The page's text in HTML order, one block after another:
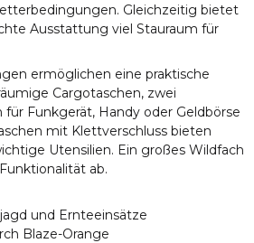
Gleichzeitig bietet
Ausstattung viel Stauraum für
ermöglichen eine praktische
Cargotaschen, zwei
für Funkgerät, Handy oder Geldbörse
mit Klettverschluss bieten
Utensilien. Ein großes Wildfach
ab.
und Ernteeinsätze
Blaze-Orange